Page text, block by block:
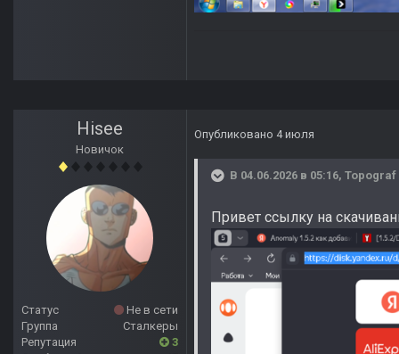
Hisee
Новичок
Статус
Не в сети
Группа
Сталкеры
Репутация
3
Опубликовано 4 июля
В 04.06.2026 в 05:16, Topograf
Привет ссылку на